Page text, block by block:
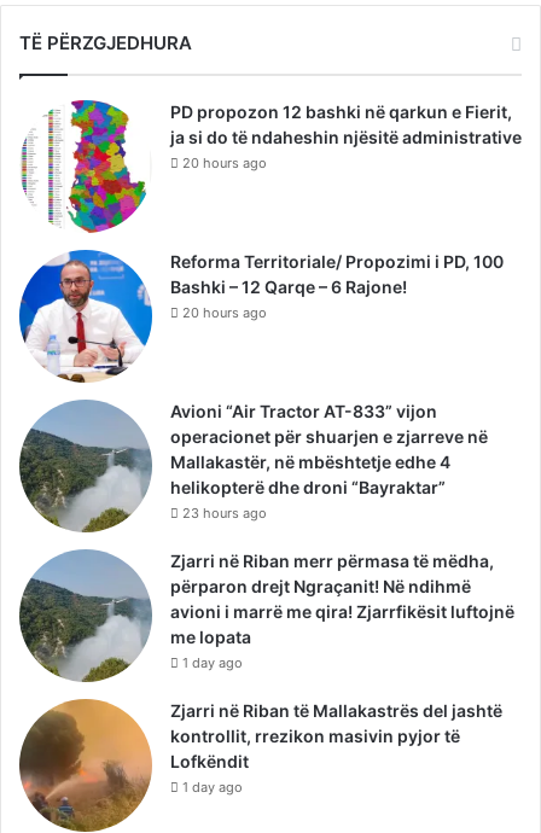
TË PËRZGJEDHURA
PD propozon 12 bashki në qarkun e Fierit,
ja si do të ndaheshin njësitë administrative
20 hours ago
Reforma Territoriale/ Propozimi i PD, 100
Bashki – 12 Qarqe – 6 Rajone!
20 hours ago
Avioni “Air Tractor AT-833” vijon
operacionet për shuarjen e zjarreve në
Mallakastër, në mbështetje edhe 4
helikopterë dhe droni “Bayraktar”
23 hours ago
Zjarri në Riban merr përmasa të mëdha,
përparon drejt Ngraçanit! Në ndihmë
avioni i marrë me qira! Zjarrfikësit luftojnë
me lopata
1 day ago
Zjarri në Riban të Mallakastrës del jashtë
kontrollit, rrezikon masivin pyjor të
Lofkëndit
1 day ago